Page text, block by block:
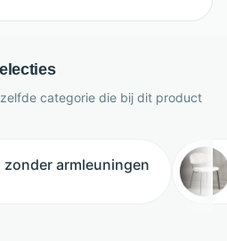
categorie die bij dit product
armleuningen